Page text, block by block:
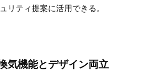
リティ提案に活用できる。
気機能とデザイン両立